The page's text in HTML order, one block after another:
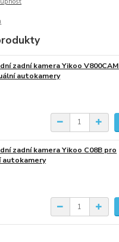
zadní kamera Yikoo V800CAM
autokamery
zadní kamera Yikoo C08B pro
autokamery